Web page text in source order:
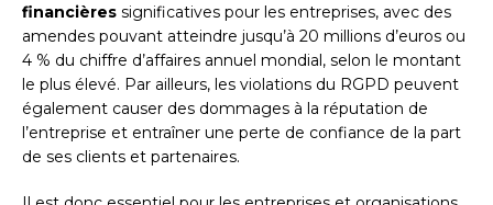
financières significatives pour les entreprises, avec des
amendes pouvant atteindre jusqu’à 20 millions d’euros ou
4 % du chiffre d’affaires annuel mondial, selon le montant
le plus élevé. Par ailleurs, les violations du RGPD peuvent
également causer des dommages à la réputation de
l’entreprise et entraîner une perte de confiance de la part
de ses clients et partenaires.